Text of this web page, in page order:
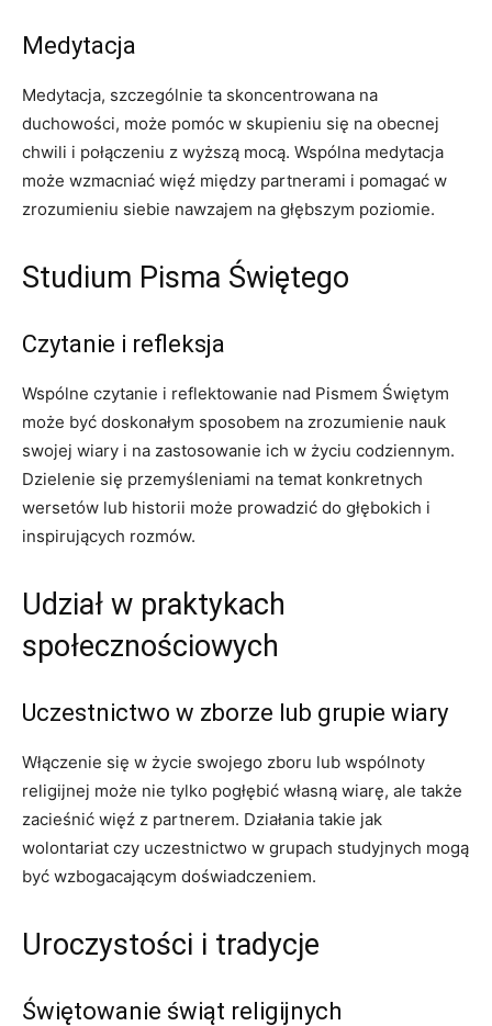
Medytacja
Medytacja, szczególnie ta skoncentrowana na
duchowości, może pomóc w skupieniu się na obecnej
chwili i połączeniu z wyższą mocą. Wspólna medytacja
może wzmacniać więź między partnerami i pomagać w
zrozumieniu siebie nawzajem na głębszym poziomie.
Studium Pisma Świętego
Czytanie i refleksja
Wspólne czytanie i reflektowanie nad Pismem Świętym
może być doskonałym sposobem na zrozumienie nauk
swojej wiary i na zastosowanie ich w życiu codziennym.
Dzielenie się przemyśleniami na temat konkretnych
wersetów lub historii może prowadzić do głębokich i
inspirujących rozmów.
Udział w praktykach
społecznościowych
Uczestnictwo w zborze lub grupie wiary
Włączenie się w życie swojego zboru lub wspólnoty
religijnej może nie tylko pogłębić własną wiarę, ale także
zacieśnić więź z partnerem. Działania takie jak
wolontariat czy uczestnictwo w grupach studyjnych mogą
być wzbogacającym doświadczeniem.
Uroczystości i tradycje
Świętowanie świąt religijnych